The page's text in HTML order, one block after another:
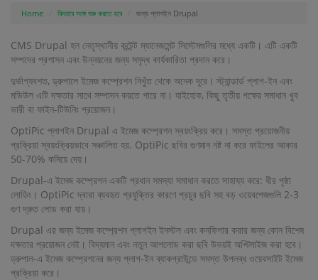
Home কিভাবে সঙ্গে শুরু করতে হবে জন্য প্লাগইন Drupal
CMS Drupal হল নেতৃস্থানীয় কন্টেন্ট ম্যানেজমেন্ট সিস্টেমগুলির মধ্যে একটি। এটি একটি
সম্পদের প্রশাসন এবং উন্নয়নের জন্য সমৃদ্ধ কার্যকারিতা প্রদান করে।
দুর্ভাগ্যবশত, ড্রুপালে ইমেজ কম্প্রেশন নিখুঁত থেকে অনেক দূরে। স্ট্যান্ডার্ড প্লাগ-ইন এবং
মডিউল এটি দক্ষতার সাথে সম্পাদন করতে পারে না। যাইহোক, কিছু তৃতীয় পক্ষের সমাধান খুব
ভারী বা ফাইন-টিউনিং প্রয়োজন।
OptiPic প্লাগইন Drupal এ ইমেজ কম্প্রেশন স্বয়ংক্রিয় করে। সমস্ত প্রয়োজনীয়
প্রক্রিয়া স্বয়ংক্রিয়ভাবে সঞ্চালিত হয়. OptiPic ছবির গুণমান নষ্ট না করে ফাইলের আকার
50-70% কমিয়ে দেয়।
Drupal-এ ইমেজ কম্প্রেশন একটি প্রধান সমস্যা সমাধান করতে সাহায্য করে: ধীর পৃষ্ঠা
লোডিং। OptiPic দ্বারা ব্যবহৃত প্রযুক্তির কারণে প্রচুর ছবি সহ বড় ওয়েবপেজগুলি 2-3
গুণ দ্রুত লোড করা যায়।
Drupal এর জন্য ইমেজ কম্প্রেশন প্লাগইন ইনস্টল এবং কনফিগার করার জন্য কোন বিশেষ
দক্ষতার প্রয়োজন নেই। বিদ্যমান এবং নতুন আপলোড করা ছবি উভয়ই অপ্টিমাইজ করা হবে।
ড্রুপাল-এ ইমেজ কম্প্রেশনের জন্য প্লাগ-ইন ব্যাকগ্রাউন্ডে সমস্ত উপলব্ধ ওয়েবসাইট ইমেজ
প্রক্রিয়া করে।